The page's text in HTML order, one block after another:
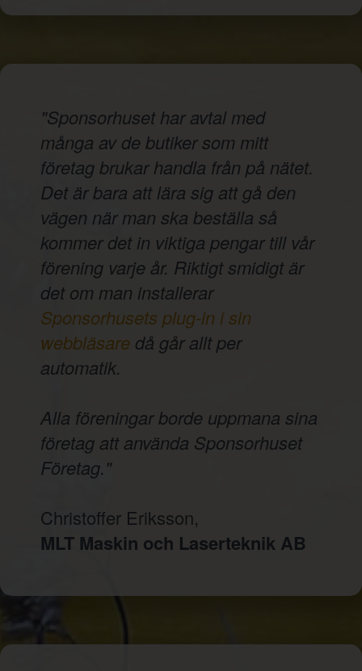
"Sponsorhuset har avtal med
många av de butiker som mitt
företag brukar handla från på nätet.
Det är bara att lära sig att gå den
vägen när man ska beställa så
kommer det in viktiga pengar till vår
förening varje år. Riktigt smidigt är
det om man installerar
Sponsorhusets plug-in i sin
webbläsare då går allt per
automatik.
Alla föreningar borde uppmana sina
företag att använda Sponsorhuset
Företag."
Christoffer Eriksson,
MLT Maskin och Laserteknik AB